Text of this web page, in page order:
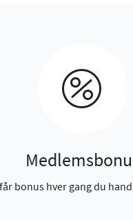
bonus hver gang du